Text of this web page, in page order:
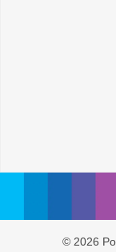
© 2026